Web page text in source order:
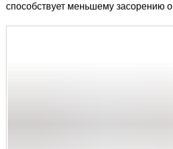
способствует меньшему засорению